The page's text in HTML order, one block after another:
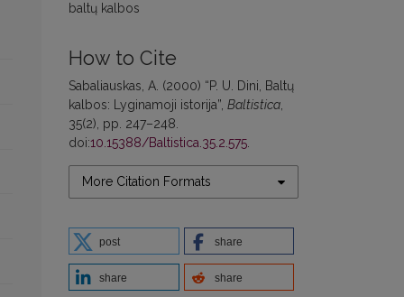
baltų kalbos
How to Cite
Sabaliauskas, A. (2000) “P. U. Dini, Baltų
kalbos: Lyginamoji istorija”, Baltistica,
35(2), pp. 247–248.
doi:10.15388/Baltistica.35.2.575.
More Citation Formats
post share
share share